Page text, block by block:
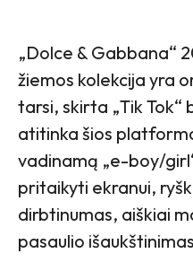
„Dolce & Gabbana“
žiemos kolekcija yra
tarsi, skirta „Tik
atitinka šios
vadinamą „e-boy/
pritaikyti ekranui,
dirbtinumas, aiškiai
pasaulio